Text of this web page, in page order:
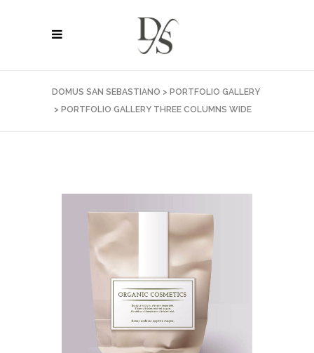
DOMUS SAN SEBASTIANO > PORTFOLIO GALLERY
> PORTFOLIO GALLERY THREE COLUMNS WIDE
ECO FRIENDLY